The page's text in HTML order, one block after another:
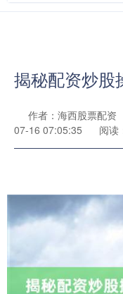
揭秘配资炒股
作者：海西股票配资
07-16 07:05:35
阅读